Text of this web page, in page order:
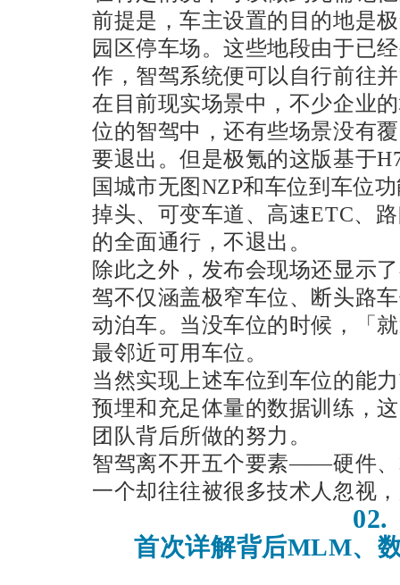
前提是，车主设置的目的地是
园区停车场。这些地段由于已
作，智驾系统便可以自行前往
在目前现实场景中，不少企业
位的智驾中，还有些场景没有
要退出。但是极氪的这版基于
国城市无图NZP和车位到车位
掉头、 可变车道、高速ETC、
的全面通行，不退出。
除此之外，发布会现场还显示
驾不仅涵盖极窄车位、断头路
动泊车。当没车位的时候，「
最邻近可用车位。
当然实现上述车位到车位的能
预埋和充足体量的数据训练，
团队背后所做的努力。
智驾离不开五个要素——硬件
一个却往往被很多技术人忽视
02.
首次详解背后MLM、